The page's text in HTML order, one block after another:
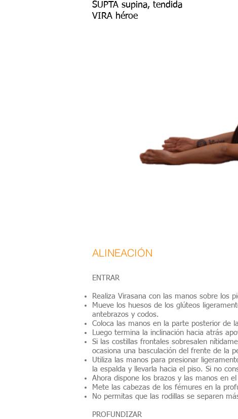
SUPTA supina, tendida
VIRA héroe
ALINEACIÓN
ENTRAR
Realiza Virasana con las manos sobre los
Mueve los huesos de los glúteos
antebrazos y codos.
Coloca las manos en la parte posterior de
Luego termina la inclinación hacia atrás
Si las costillas frontales sobresalen
ocasiona una basculación del frente de la
Utiliza las manos para presionar
la espalda y llevarla hacia el piso. Si no
Ahora dispone los brazos y las manos en
Mete las cabezas de los fémures en la
No permitas que las rodillas se separen
PROFUNDIZAR